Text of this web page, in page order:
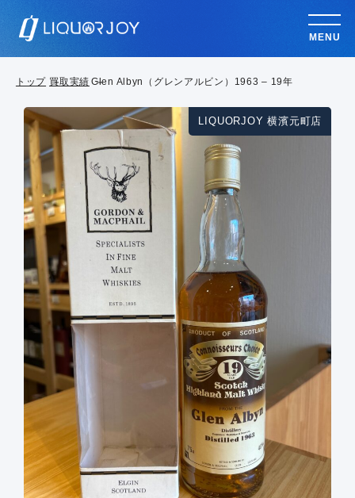
MENU
トップ 買取実績 Glen Albyn（グレンアルビン）1963 – 19年
LIQUORJOY 横濱元町店